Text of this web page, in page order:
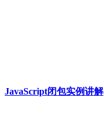
JavaScript闭包实例讲解